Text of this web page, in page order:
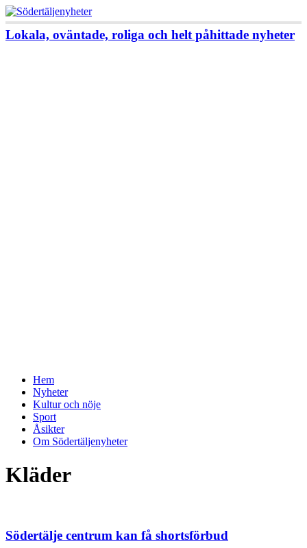
Lokala, oväntade, roliga och helt påhittade nyheter
Hem
Nyheter
Kultur och nöje
Sport
Åsikter
Om Södertäljenyheter
Kläder
Södertälje centrum kan få shortsförbud